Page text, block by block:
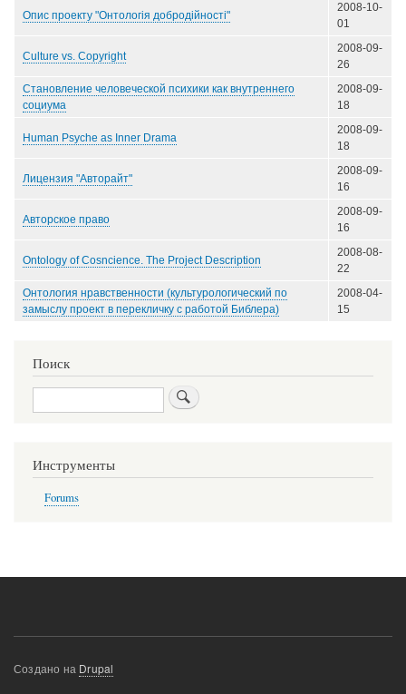
Опис проекту "Онтологія добродійності"
2008-10-
01
Culture vs. Copyright
2008-09-
26
Становление человеческой психики как внутреннего
социума
2008-09-
18
Human Psyche as Inner Drama
2008-09-
18
Лицензия "Авторайт"
2008-09-
16
Авторское право
2008-09-
16
Ontology of Cosncience. The Project Description
2008-08-
22
Онтология нравственности (культурологический по
замыслу проект в перекличку с работой Библера)
2008-04-
15
Поиск
Поиск
Инструменты
Forums
Создано на Drupal